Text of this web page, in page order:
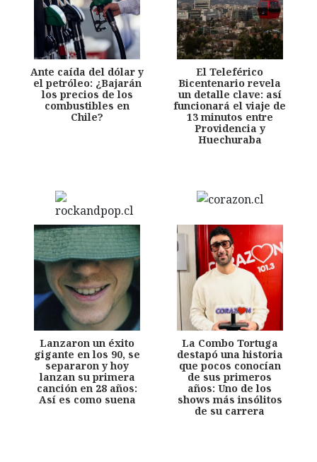
Ante caída del dólar y
el petróleo: ¿Bajarán
los precios de los
combustibles en
Chile?
El Teleférico
Bicentenario revela
un detalle clave: así
funcionará el viaje de
13 minutos entre
Providencia y
Huechuraba
Lanzaron un éxito
gigante en los 90, se
separaron y hoy
lanzan su primera
canción en 28 años:
Así es como suena
La Combo Tortuga
destapó una historia
que pocos conocían
de sus primeros
años: Uno de los
shows más insólitos
de su carrera